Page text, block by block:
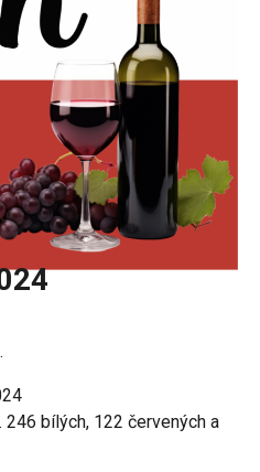
bílých, 122 červených a